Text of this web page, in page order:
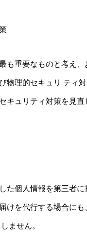
も重要なものと考え
物理的セキュリ ティ
キュリティ対策を見
た個人情報を第三者
けを代行する場合に
ません。